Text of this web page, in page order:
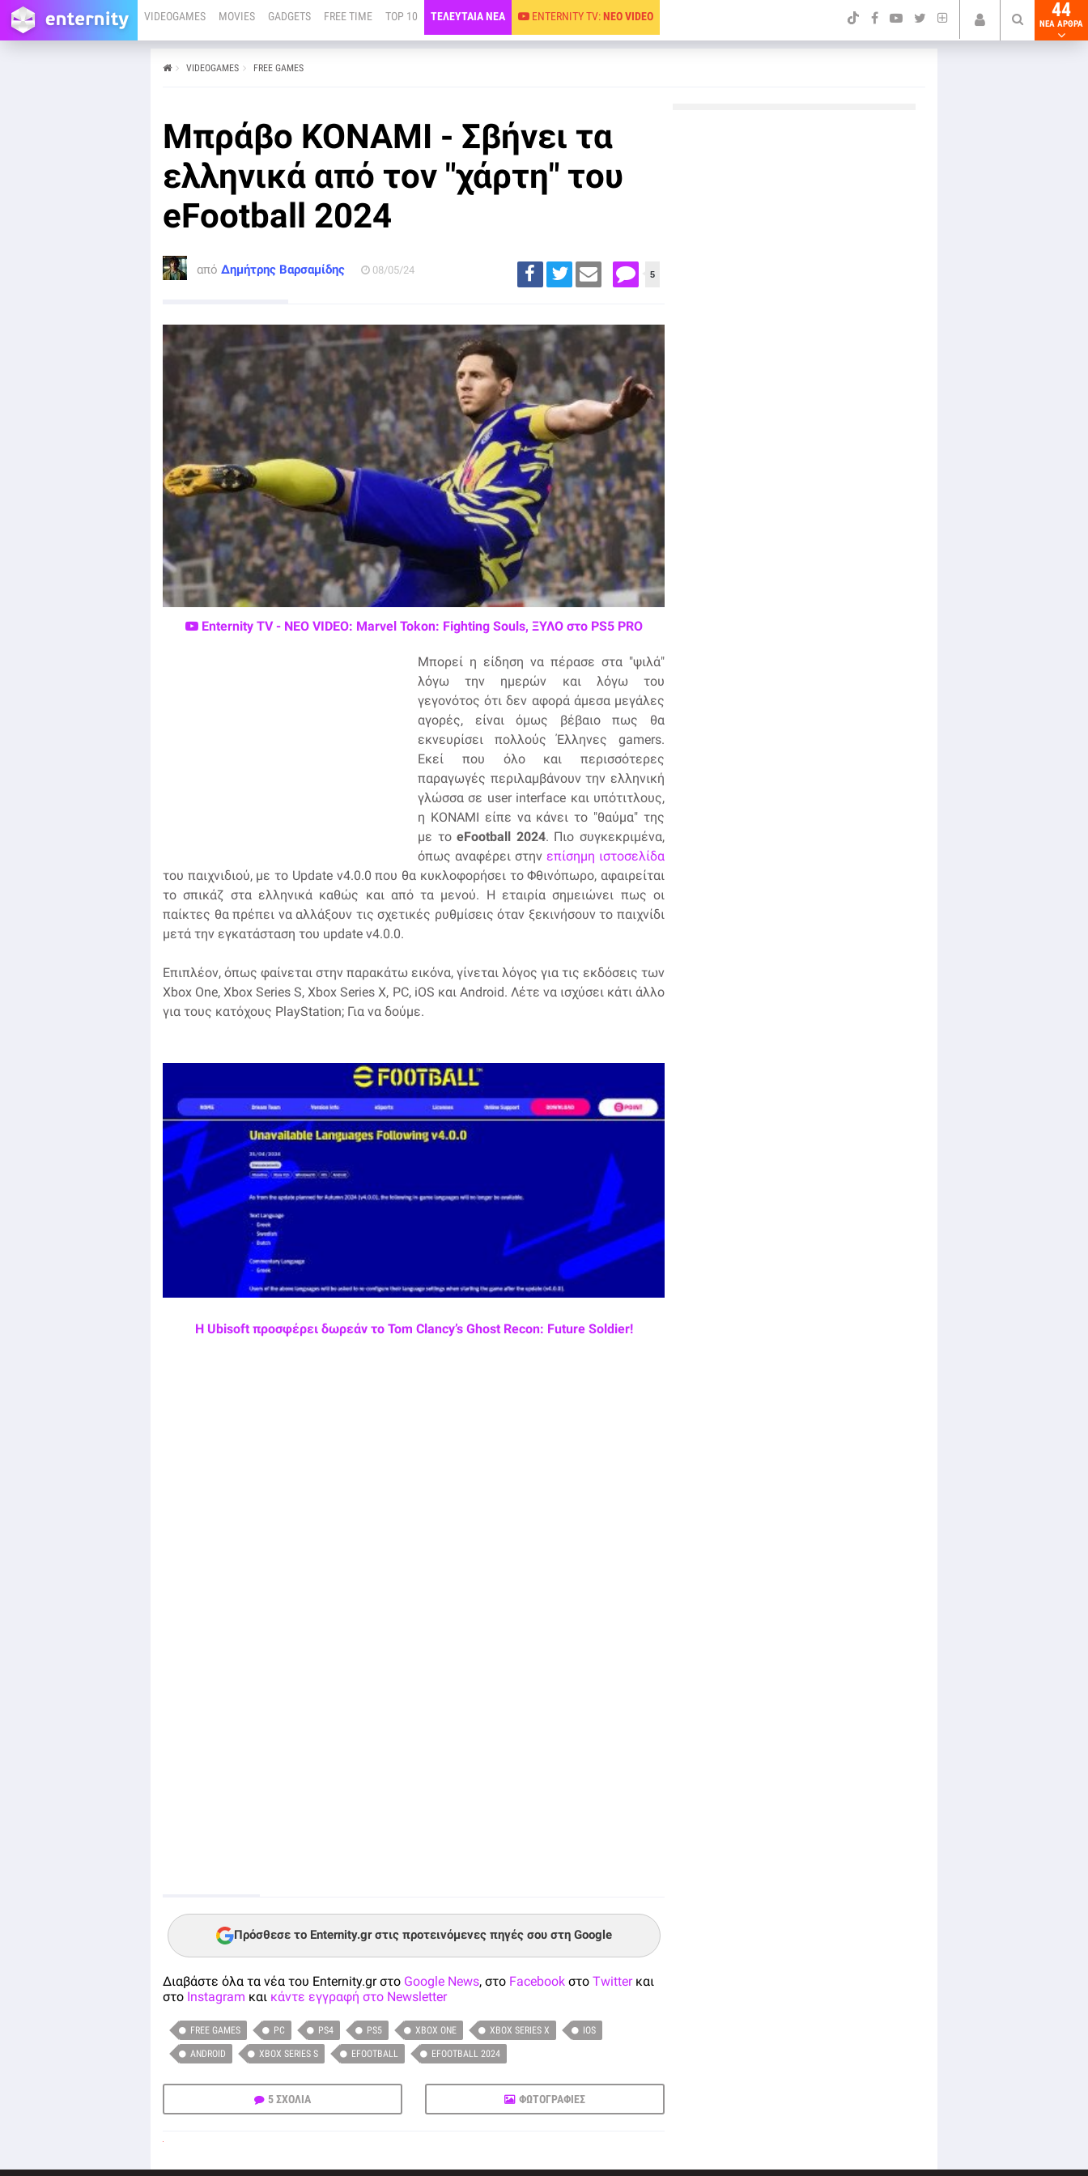
VIDEOGAMES MOVIES GADGETS FREE TIME TOP 10 ΤΕΛΕΥΤΑΙΑ ΝΕΑ ENTERNITY TV:ΝΕΟ VIDEO 44
NEA ΑΡΘΡΑ
VIDEOGAMES FREE GAMES
Μπράβο ΚΟΝΑΜΙ - Σβήνει τα
ελληνικά από τον "χάρτη" του
eFootball 2024
από Δημήτρης Βαρσαμίδης 08/05/24 5
Enternity TV - ΝΕΟ VIDEO: Marvel Tokon: Fighting Souls, ΞΥΛΟ στο PS5 PRO
Μπορεί η είδηση να πέρασε στα "ψιλά"
λόγω την ημερών και λόγω του
γεγονότος ότι δεν αφορά άμεσα μεγάλες
αγορές, είναι όμως βέβαιο πως θα
εκνευρίσει πολλούς Έλληνες gamers.
Εκεί που όλο και περισσότερες
παραγωγές περιλαμβάνουν την ελληνική
γλώσσα σε user interface και υπότιτλους,
η KONAMI είπε να κάνει το "θαύμα" της
με τοeFootball 2024. Πιο συγκεκριμένα,
όπως αναφέρει στην επίσημη ιστοσελίδα
του παιχνιδιού, με το Update v4.0.0 που θα κυκλοφορήσει το Φθινόπωρο, αφαιρείται
το σπικάζ στα ελληνικά καθώς και από τα μενού. Η εταιρία σημειώνει πως οι
παίκτες θα πρέπει να αλλάξουν τις σχετικές ρυθμίσεις όταν ξεκινήσουν το παιχνίδι
μετά την εγκατάσταση του update v4.0.0.
Επιπλέον, όπως φαίνεται στην παρακάτω εικόνα, γίνεται λόγος για τις εκδόσεις των
Xbox One, Xbox Series S, Xbox Series X, PC, iOS και Android. Λέτε να ισχύσει κάτι άλλο
για τους κατόχους PlayStation; Για να δούμε.
Η Ubisoft προσφέρει δωρεάν το Tom Clancy’s Ghost Recon: Future Soldier!
Πρόσθεσε το Enternity.gr στις προτεινόμενες πηγές σου στη Google
Διαβάστε όλα τα νέα του Enternity.gr στο Google News, στο Facebook στο Twitterκαι
στο Instagram και κάντε εγγραφή στο Newsletter
FREE GAMES PC PS4 PS5 XBOX ONE XBOX SERIES X IOS
ANDROID XBOX SERIES S EFOOTBALL EFOOTBALL 2024
5 ΣΧΟΛΙΑ ΦΩΤΟΓΡΑΦΙΕΣ
Δημήτρης Βαρσαμίδης
Μπορεί η είδηση να πέρασε στα "ψιλά" λόγω την
ημερών και λόγω του γεγονότος ότι δεν αφορά άμεσα
μεγάλες αγορές, είναι όμως βέβαιο πως θα